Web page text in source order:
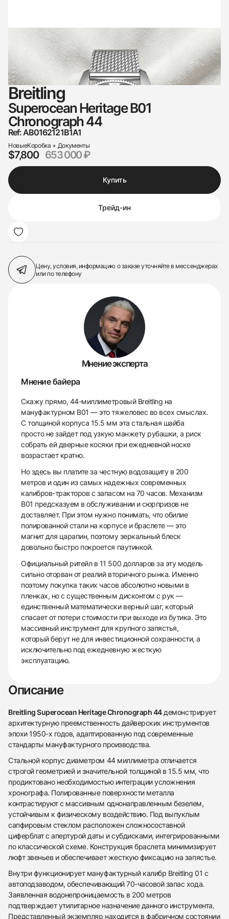
438
285
145
142
205
204
195
150
6
Breitling
Superocean Heritage B01
Chronograph 44
Ref: AB0162121B1A1
НовыеКоробка + Документы
$7,800 653 000 ₽
Купить
Трейд-ин
Цену, условия, информацию о заказеуточняйте в мессенджерах
или по телефону
Мнение эксперта
Мнение байера
Скажу прямо, 44-миллиметровый Breitling на
мануфактурном B01 — это тяжеловес во всех смыслах.
С толщиной корпуса 15.5 мм эта стальная шайба
просто не зайдет под узкую манжету рубашки, а риск
собрать ей дверные косяки при ежедневной носке
возрастает кратно.
Но здесь вы платите за честную водозащиту в 200
метров и один из самых надежных современных
калибров-тракторов с запасом на 70 часов. Механизм
В01 предсказуем в обслуживании и сюрпризов не
доставляет. При этом нужно понимать, что обилие
полированной стали на корпусе и браслете — это
магнит для царапин, поэтому зеркальный блеск
довольно быстро покроется паутинкой.
Официальный ритейл в 11 500 долларов за эту модель
сильно оторван от реалий вторичного рынка. Именно
поэтому покупка таких часов абсолютно новыми в
пленках, но с существенным дисконтом с рук —
единственный математически верный шаг, который
спасает от потери стоимости при выходе из бутика. Это
массивный инструмент для крупного запястья,
который берут не для инвестиционной сохранности, а
исключительно под ежедневную жесткую
эксплуатацию.
Описание
Breitling Superocean Heritage Chronograph 44демонстрирует
архитектурную преемственность дайверских инструментов
эпохи 1950-х годов, адаптированную под современные
стандарты мануфактурного производства.
Стальной корпус диаметром 44 миллиметра отличается
строгой геометрией и значительной толщиной в 15.5 мм, что
продиктовано необходимостью интеграции усложнения
хронографа. Полированные поверхности металла
контрастируют с массивным однонаправленным безелем,
устойчивым к физическому воздействию. Под выпуклым
сапфировым стеклом расположен сложносоставной
циферблат с апертурой даты и субдисками, интегрированными
по классической схеме. Конструкция браслета минимизирует
люфт звеньев и обеспечивает жесткую фиксацию на запястье.
Внутри функционирует мануфактурный калибр Breitling 01 с
автоподзаводом, обеспечивающий 70-часовой запас хода.
Заявленная водонепроницаемость в 200 метров
подтверждает утилитарное назначение данного инструмента.
Представленный экземпляр находится в фабричном состоянии